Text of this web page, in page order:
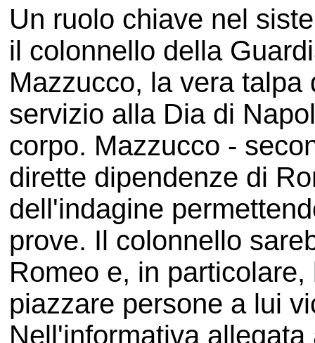
Un ruolo chiave nel
il colonnello della
Mazzucco, la vera
servizio alla Dia di
corpo. Mazzucco -
dirette dipendenze di
dell'indagine
prove. Il colonnello
Romeo e, in
piazzare persone a lui
Nell'informativa